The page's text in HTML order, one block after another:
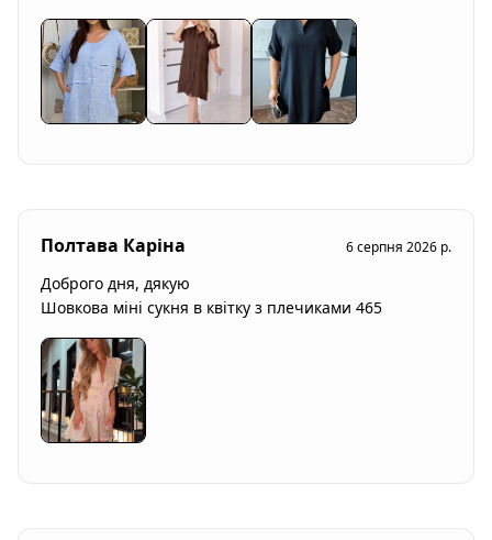
Полтава Каріна 6 серпня 2026 р.
Доброго дня, дякую
Шовкова міні сукня в квітку з плечиками 465